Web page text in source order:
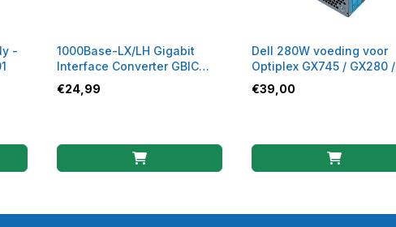
-
1000Base-LX/LH Gigabit
Interface Converter GBIC
Module - WS-G5486
€24,99
Dell 280W voeding voor
Optiplex GX745 / GX280 /
GX620 - H280P-00
€39,00